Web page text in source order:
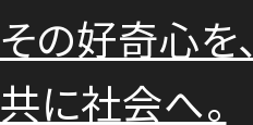
その好奇心を、
共に社会へ。